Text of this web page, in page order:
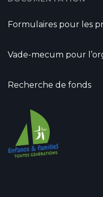
Formulaires pour les
Vade-mecum pour
Recherche de fonds